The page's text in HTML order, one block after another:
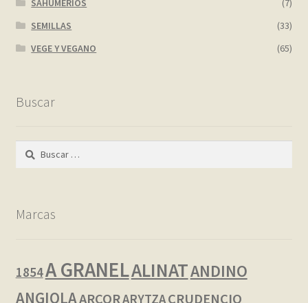
SAHUMERIOS
(7)
SEMILLAS
(33)
VEGE Y VEGANO
(65)
Buscar
Buscar:
Marcas
1854A GRANELALINATANDINO
ANGIOLAARCORARYTZACRUDENCIO